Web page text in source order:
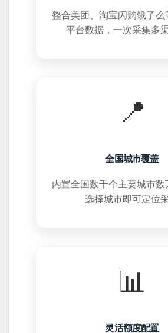
整合美团、淘宝闪购饿了么
平台数据，一次采集多
📍
全国城市覆盖
内置全国数千个主要城市数
选择城市即可定位
📊
灵活额度配置